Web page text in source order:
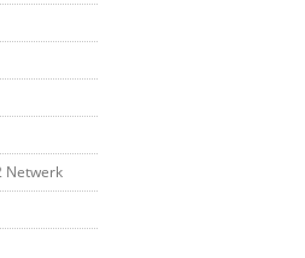
Netwerk